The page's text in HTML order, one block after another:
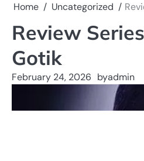
Home Uncategorized
Review
Gotik
February 24, 2026 byadmin